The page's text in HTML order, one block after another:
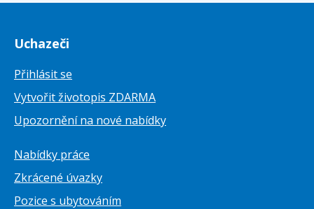
Uchazeči
Přihlásit se
Vytvořit životopis ZDARMA
Upozornění na nové nabídky
Nabídky práce
Zkrácené úvazky
Pozice s ubytováním